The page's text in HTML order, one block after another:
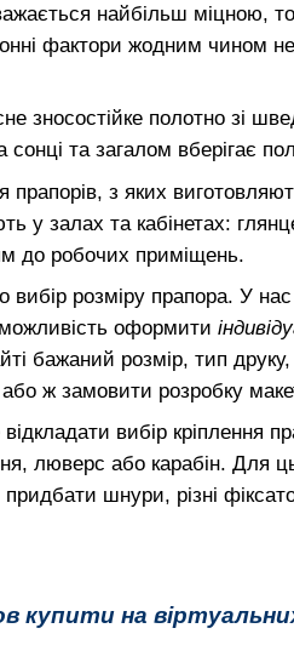
найбільш міцною,
фактори жодним чином
зносостійке полотно зі
сонці та загалом вберігає
прапорів, з яких
у залах та кабінетах:
до робочих приміщень.
розміру прапора. У нас
оформити
бажаний розмір, тип
ж замовити розробку
вибір кріплення
люверс або карабін. Для
шнури, різні
купити на